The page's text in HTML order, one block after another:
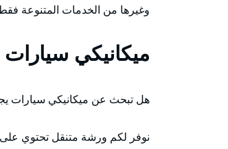
وغيرها من الخدمات المتنوعة
ميكانيكي
هل تبحث عن ميكانيكي سيارات
نوفر لكم ورشة متنقل تحتوي